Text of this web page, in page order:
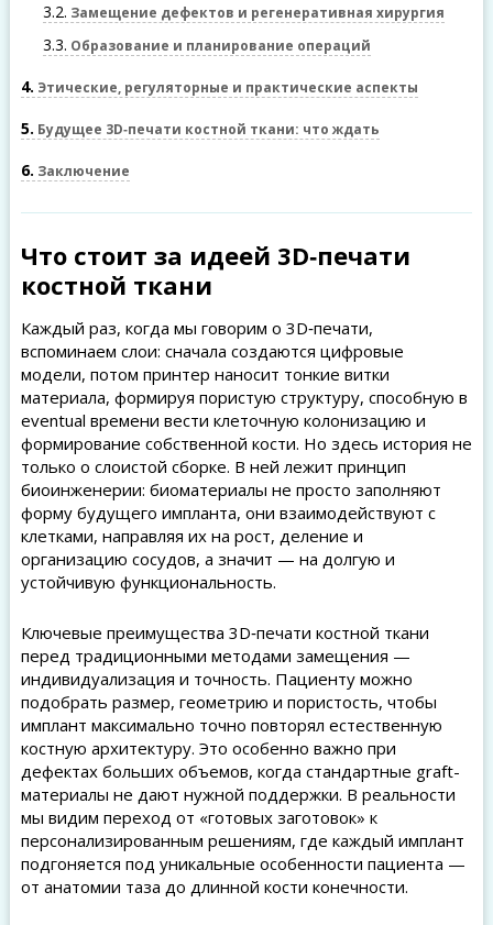
3.2 Замещение дефектов и регенеративная хирургия
3.3 Образование и планирование операций
4 Этические, регуляторные и практические аспекты
5 Будущее 3D‑печати костной ткани: что ждать
6 Заключение
Что стоит за идеей 3D‑печати
костной ткани
Каждый раз, когда мы говорим о 3D‑печати,
вспоминаем слои: сначала создаются цифровые
модели, потом принтер наносит тонкие витки
материала, формируя пористую структуру, способную в
eventual времени вести клеточную колонизацию и
формирование собственной кости. Но здесь история не
только о слоистой сборке. В ней лежит принцип
биоинженерии: биоматериалы не просто заполняют
форму будущего импланта, они взаимодействуют с
клетками, направляя их на рост, деление и
организацию сосудов, а значит — на долгую и
устойчивую функциональность.
Ключевые преимущества 3D‑печати костной ткани
перед традиционными методами замещения —
индивидуализация и точность. Пациенту можно
подобрать размер, геометрию и пористость, чтобы
имплант максимально точно повторял естественную
костную архитектуру. Это особенно важно при
дефектах больших объемов, когда стандартные graft-
материалы не дают нужной поддержки. В реальности
мы видим переход от «готовых заготовок» к
персонализированным решениям, где каждый имплант
подгоняется под уникальные особенности пациента —
от анатомии таза до длинной кости конечности.